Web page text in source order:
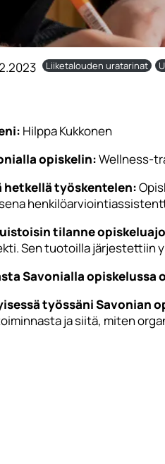
Liiketalouden uratarinat
Hilppa Kukkonen
opiskelin:Wellness-
hetkellä työskentelen:
tilanne
Sen tuotoilla järjestettiin
Savonialla opiskelussa
työssäni Savonian
ja siitä, miten